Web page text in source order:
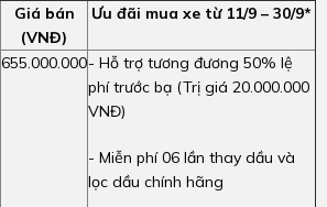
Giá bán
(VNĐ)
Ưu đãi mua xe từ 11/9 – 30/9*
655.000.000- Hỗ trợ tương đương 50% lệ
phí trước bạ (Trị giá 20.000.000
VNĐ)
- Miễn phí 06 lần thay dầu và
lọc dầu chính hãng